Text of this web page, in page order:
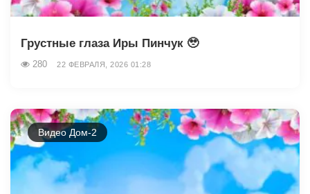
Грустные глаза Иры Пинчук 🥹
280 22 ФЕВРАЛЯ, 2026 01:28
Видео Дом-2